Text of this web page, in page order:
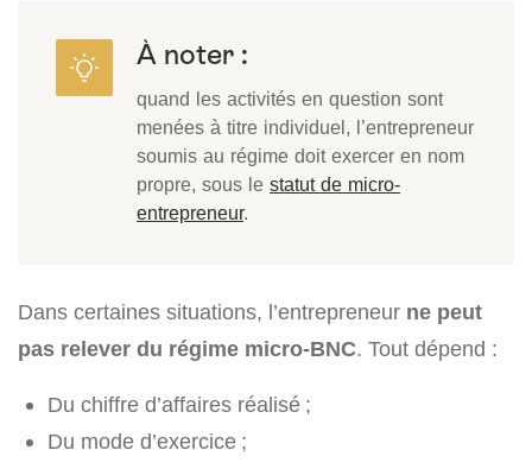
À noter :
quand les activités en question sont
menées à titre individuel, l’entrepreneur
soumis au régime doit exercer en nom
propre, sous le statut de micro-
entrepreneur.
Dans certaines situations, l’entrepreneur ne peut
pas relever du régime micro-BNC. Tout dépend :
Du chiffre d’affaires réalisé ;
Du mode d’exercice ;